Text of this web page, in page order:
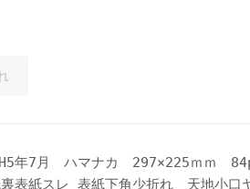
H5年7月 ハマナカ
297×225ｍｍ
表紙スレ 表紙下角少折れ 天地小口